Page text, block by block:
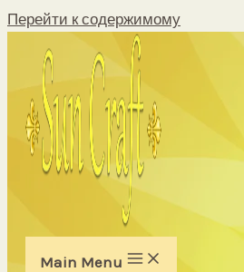
Перейти к содержимому
Main Menu